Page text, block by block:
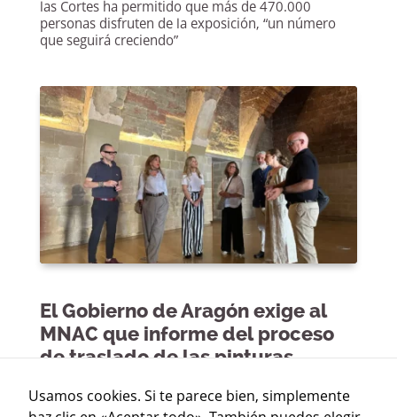
las Cortes ha permitido que más de 470.000
personas disfruten de la exposición, “un número
que seguirá creciendo”
El Gobierno de Aragón exige al
MNAC que informe del proceso
de traslado de las pinturas
de conservación
Usamos cookies. Si te parece bien, simplemente